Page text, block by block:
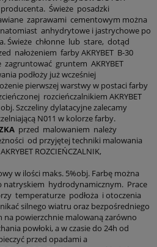
Świeże posadzki
zaprawami cementowym można
anhydrytowe i jastrychowe po
Świeże chłonne lub stare, dotąd
nałożeniem farby AKRYBET B-30
zagruntować gruntem AKRYBET
podłoży już wcześniej
pierwszej warstwy w postaci farby
rozcieńczalnikiem AKRYBET
Szczeliny dylatacyjne zalecamy
N011 w kolorze farby.
przed malowaniem należy
od przyjętej techniki malowania
ROZCIEŃCZALNIK,
w ilości maks. 5%obj. Farbę można
natryskiem hydrodynamicznym. Prace
temperaturze podłoża i otoczenia
silnego wiatru oraz bezpośredniego
na powierzchnie malowaną zarówno
powłoki, a w czasie do 24h od
przed opadami a
produktem w ilościach
podać potrzebną ilość (potrzebne
moich danych osobowych
realizacji zakupów w sklepie
że zostałam/em
administratorem danych jest PW Art-
28, 85-746 Bydgoszcz i
do swoich danych oraz ich
zgody na przetwarzanie moich